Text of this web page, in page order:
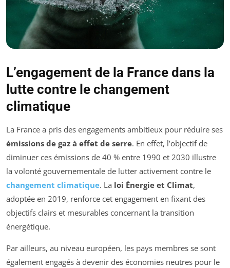
L’engagement de la France dans la
lutte contre le changement
climatique
La France a pris des engagements ambitieux pour réduire ses
émissions de gaz à effet de serre. En effet, l’objectif de
diminuer ces émissions de 40 % entre 1990 et 2030 illustre
la volonté gouvernementale de lutter activement contre le
changement climatique. La loi Énergie et Climat,
adoptée en 2019, renforce cet engagement en fixant des
objectifs clairs et mesurables concernant la transition
énergétique.
Par ailleurs, au niveau européen, les pays membres se sont
également engagés à devenir des économies neutres pour le